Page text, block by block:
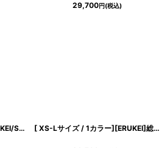
29,700円(税込)
[ XS-Lサイズ / 3カラー][ERUKEI/SETTAN]総レース・ノースリーブ・Vネック・ハイウエスト・タイト・マーメイド・ロングドレス[送料無料] [ XS-Lサイズ / 1カラー][ERUKEI]総レース・チュールレース・シアー・ノースリーブ・タイト・インナーミニ・ストレートライン・ロングドレス[送料無料]